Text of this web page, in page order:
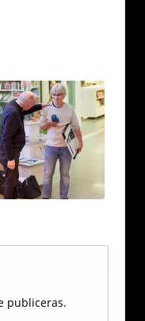
publiceras.